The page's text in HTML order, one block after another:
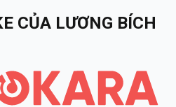
CỦA LƯƠNG BÍCH